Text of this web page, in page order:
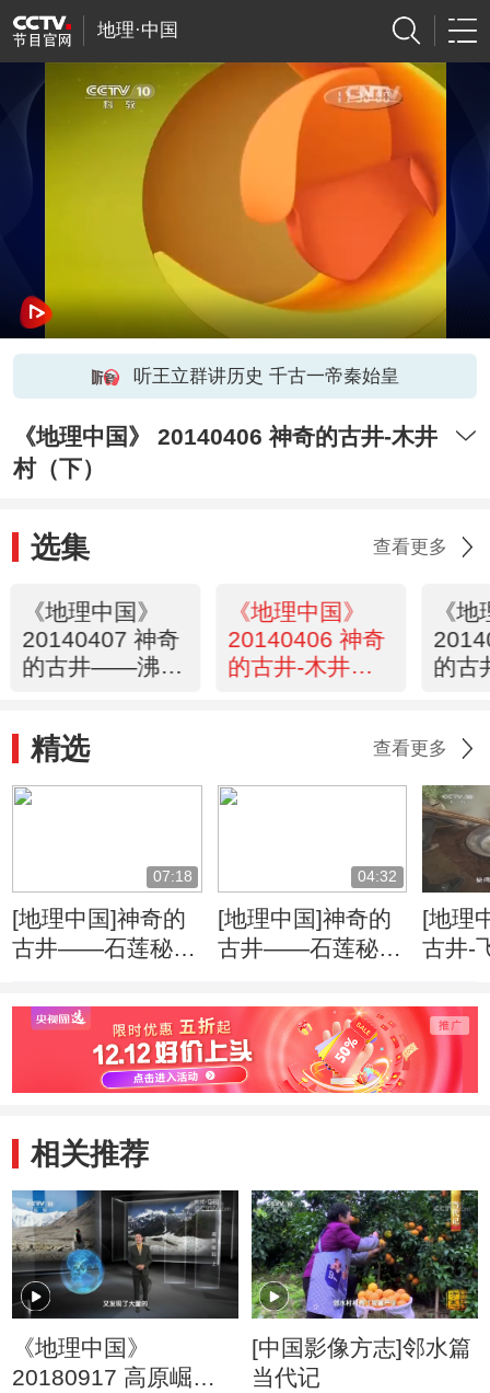
地理·中国
听王立群讲历史 千古一帝秦始皇
《地理中国》 20140406 神奇的古井-木井
村（下）
选集 查看更多
《地理中国》
20140407 神奇
的古井——沸水
《地理中国》
20140406 神奇
的古井-木井村
《
的古
精选 查看更多
07:18
[地理中国]神奇的
古井——石莲秘井
井之间的关系
04:32
[地理中国]神奇的
古井——石莲秘井
大秘密
[地理
古井-
相关推荐
《地理中国》
20180917 高原崛起
[中国影像方志]邻水篇
当代记